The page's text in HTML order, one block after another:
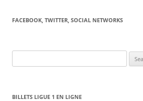
FACEBOOK, TWITTER, SOCIAL NETWORKS
for:
BILLETS LIGUE 1 EN LIGNE